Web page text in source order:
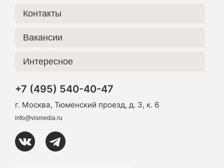
Контакты
Вакансии
Интересное
+7 (495) 540-40-47
г. Москва, Тюменский проезд, д. 3, к. 6
info@vismedia.ru